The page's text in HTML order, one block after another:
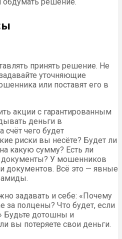
принять решение. Не
уточняющие
или поставят его в
акции с гарантированным
деньги в
счёт чего будет
риски вы несёте? Будет ли
какую сумму? Есть ли
У мошенников
документов. Всё это — явные
задавать и себе: «Почему
за полцены? Что будет, если
Будьте дотошны и
вы потеряете свои деньги.